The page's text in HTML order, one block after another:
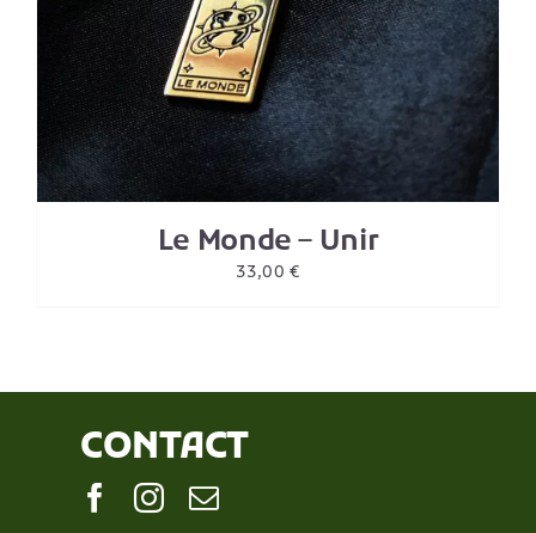
Le Monde – Unir
33,00€
CONTACT